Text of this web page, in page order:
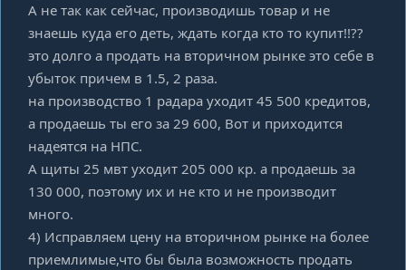
А не так как сейчас, производишь товар и не
знаешь куда его деть, ждать когда кто то купит!!??
это долго а продать на вторичном рынке это себе в
убыток причем в 1.5, 2 раза.
на производство 1 радара уходит 45 500 кредитов,
а продаешь ты его за 29 600, Вот и приходится
надеятся на НПС.
А щиты 25 мвт уходит 205 000 кр. а продаешь за
130 000, поэтому их и не кто и не производит
много.
4) Исправляем цену на вторичном рынке на более
приемлимые,что бы была возможность продать